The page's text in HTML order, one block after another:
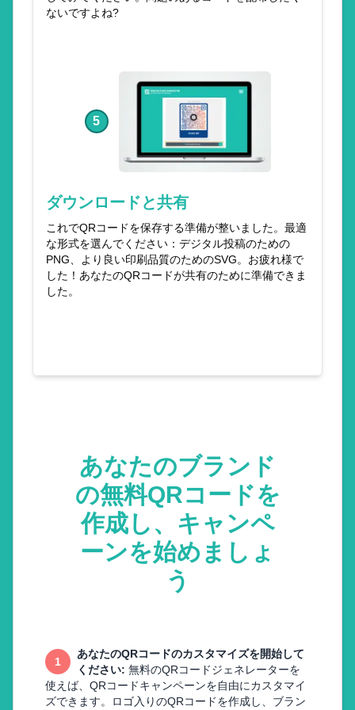
ないですよね?
5
ダウンロードと共有
これでQRコードを保存する準備が整いました。最適
な形式を選んでください：デジタル投稿のための
PNG、より良い印刷品質のためのSVG。お疲れ様で
した！あなたのQRコードが共有のために準備できま
した。
あなたのブランド
の無料QRコードを
作成し、キャンペ
ーンを始めましょ
う
1
あなたのQRコードのカスタマイズを開始して
ください: 無料のQRコードジェネレーターを
使えば、QRコードキャンペーンを自由にカスタマイ
ズできます。ロゴ入りのQRコードを作成し、ブラン